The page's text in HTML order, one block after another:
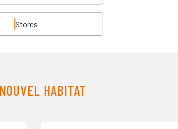
Stores
NOUVEL HABITAT